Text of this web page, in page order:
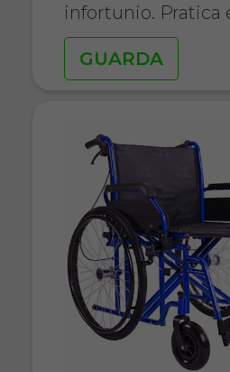
infortunio. Pratica
GUARDA